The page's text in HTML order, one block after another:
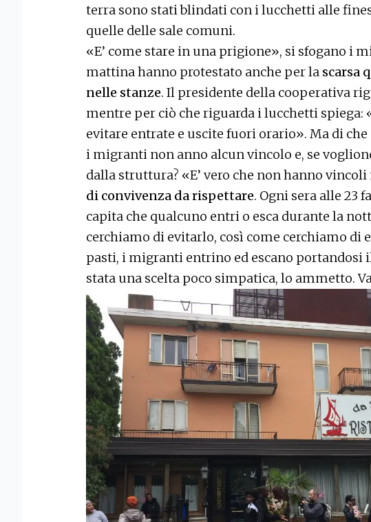
terra sono stati blindati con i lucchetti alle
quelle delle sale comuni.
«E’ come stare in una prigione», si sfogano i
mattina hanno protestato anche per la scarsa
nelle stanze. Il presidente della cooperativa
mentre per ciò che riguarda i lucchetti spiega:
evitare entrate e uscite fuori orario». Ma di
i migranti non anno alcun vincolo e, se
dalla struttura? «E’ vero che non hanno
di convivenza da rispettare. Ogni sera alle 23
capita che qualcuno entri o esca durante la
cerchiamo di evitarlo, così come cerchiamo di
pasti, i migranti entrino ed escano portandosi
stata una scelta poco simpatica, lo ammetto.